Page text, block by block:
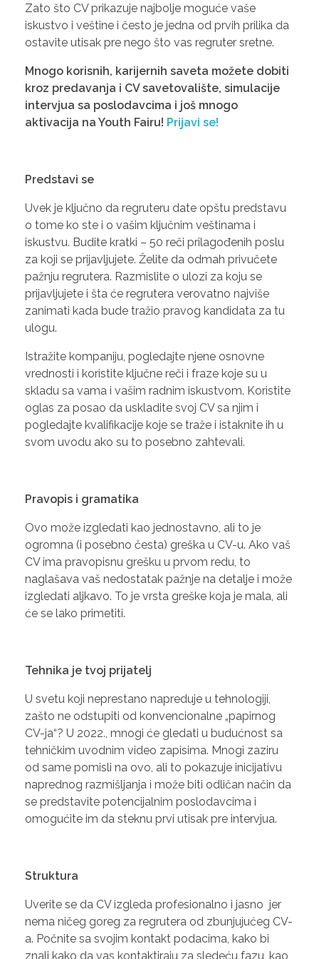
Zato što CV prikazuje najbolje moguće vaše
iskustvo i veštine i često je jedna od prvih prilika da
ostavite utisak pre nego što vas regruter sretne.
Mnogo korisnih, karijernih saveta možete dobiti
kroz predavanja i CV savetovalište, simulacije
intervjua sa poslodavcima i još mnogo
aktivacija na Youth Fairu! Prijavi se!
Predstavi se
Uvek je ključno da regruteru date opštu predstavu
o tome ko ste i o vašim ključnim veštinama i
iskustvu. Budite kratki – 50 reči prilagođenih poslu
za koji se prijavljujete. Želite da odmah privučete
pažnju regrutera. Razmislite o ulozi za koju se
prijavljujete i šta će regrutera verovatno najviše
zanimati kada bude tražio pravog kandidata za tu
ulogu.
Istražite kompaniju, pogledajte njene osnovne
vrednosti i koristite ključne reči i fraze koje su u
skladu sa vama i vašim radnim iskustvom. Koristite
oglas za posao da uskladite svoj CV sa njim i
pogledajte kvalifikacije koje se traže i istaknite ih u
svom uvodu ako su to posebno zahtevali.
Pravopis i gramatika
Ovo može izgledati kao jednostavno, ali to je
ogromna (i posebno česta) greška u CV-u. Ako vaš
CV ima pravopisnu grešku u prvom redu, to
naglašava vaš nedostatak pažnje na detalje i može
izgledati aljkavo. To je vrsta greške koja je mala, ali
će se lako primetiti.
Tehnika je tvoj prijatelj
U svetu koji neprestano napreduje u tehnologiji,
zašto ne odstupiti od konvencionalne „papirnog
CV-ja“? U 2022., mnogi će gledati u budućnost sa
tehničkim uvodnim video zapisima. Mnogi zaziru
od same pomisli na ovo, ali to pokazuje inicijativu
naprednog razmišljanja i može biti odličan način da
se predstavite potencijalnim poslodavcima i
omogućite im da steknu prvi utisak pre intervjua.
Struktura
Uverite se da CV izgleda profesionalno i jasno jer
nema ničeg goreg za regrutera od zbunjujućeg CV-
a. Počnite sa svojim kontakt podacima, kako bi
znali kako da vas kontaktiraju za sledeću fazu, kao